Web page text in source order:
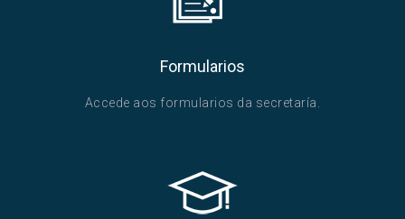
Formularios
Accede aos formularios da secretaría.